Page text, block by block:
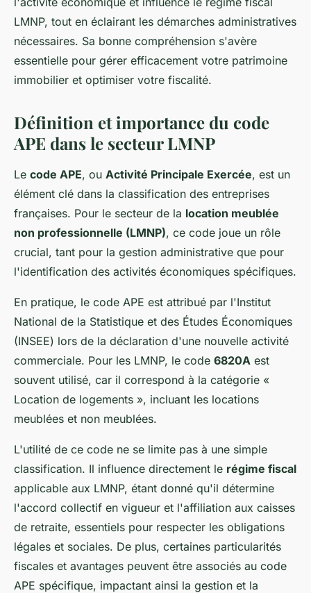
LMNP, tout en éclairant les démarches administratives
nécessaires. Sa bonne compréhension s'avère
essentielle pour gérer efficacement votre patrimoine
immobilier et optimiser votre fiscalité.
Définition et importance du code
APE dans le secteur LMNP
Le code APE, ou Activité Principale Exercée, est un
élément clé dans la classification des entreprises
françaises. Pour le secteur de la location meublée
non professionnelle (LMNP), ce code joue un rôle
crucial, tant pour la gestion administrative que pour
l'identification des activités économiques spécifiques.
En pratique, le code APE est attribué par l'Institut
National de la Statistique et des Études Économiques
(INSEE) lors de la déclaration d'une nouvelle activité
commerciale. Pour les LMNP, le code 6820A est
souvent utilisé, car il correspond à la catégorie «
Location de logements », incluant les locations
meublées et non meublées.
L'utilité de ce code ne se limite pas à une simple
classification. Il influence directement le régime fiscal
applicable aux LMNP, étant donné qu'il détermine
l'accord collectif en vigueur et l'affiliation aux caisses
de retraite, essentiels pour respecter les obligations
légales et sociales. De plus, certaines particularités
fiscales et avantages peuvent être associés au code
APE spécifique, impactant ainsi la gestion et la